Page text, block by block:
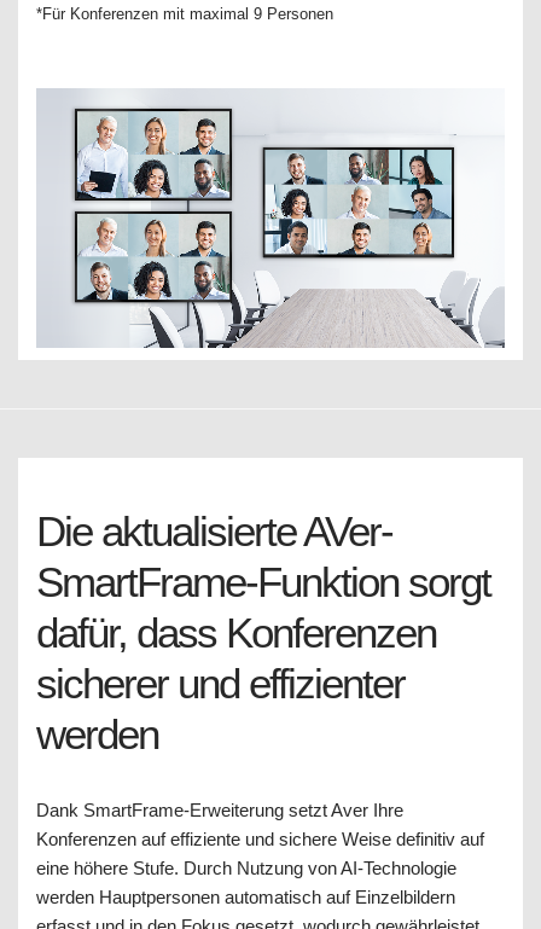
*Für Konferenzen mit maximal 9 Personen
Die aktualisierte AVer-
SmartFrame-Funktion sorgt
dafür, dass Konferenzen
sicherer und effizienter
werden
Dank SmartFrame-Erweiterung setzt Aver Ihre
Konferenzen auf effiziente und sichere Weise definitiv auf
eine höhere Stufe. Durch Nutzung von AI-Technologie
werden Hauptpersonen automatisch auf Einzelbildern